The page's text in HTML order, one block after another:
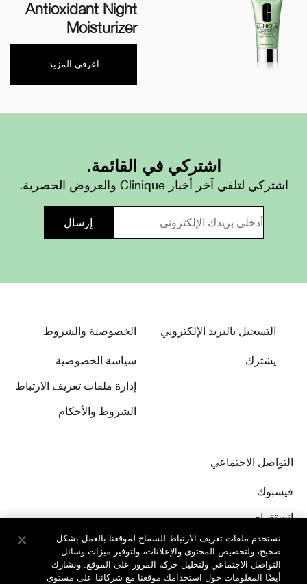
Antioxidant Night
Moisturizer
اعرفي المزيد
اشتركي في القائمة.
اشتركي لتلقي آخر أخبار Clinique والعروض الحصرية.
التسجيل بالبريد الإلكتروني
يشترك
الخصوصية والشروط
سياسة الخصوصية
إدارة ملفات تعريف الارتباط
الشروط والأحكام
التواصل الاجتماعي
فيسبوك
إنستغرام
نستخدم ملفات تعريف الارتباط للسماح لموقعنا بالعمل بشكل
صحيح، ولتخصيص المحتوى والإعلانات، ولتوفير ميزات وسائل
التواصل الاجتماعي ولتحليل حركة المرور على الموقع. ونشارك
أيضًا المعلومات حول استخدامك موقعنا مع شركائنا على مستوى